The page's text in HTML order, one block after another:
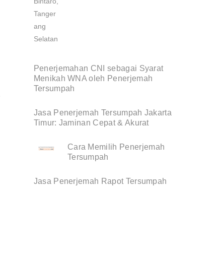
Penerjemahan CNI sebagai Syarat
Menikah WNA oleh Penerjemah
Tersumpah
Jasa Penerjemah Tersumpah Jakarta
Timur: Jaminan Cepat & Akurat
Cara Memilih Penerjemah
Tersumpah
Jasa Penerjemah Rapot Tersumpah